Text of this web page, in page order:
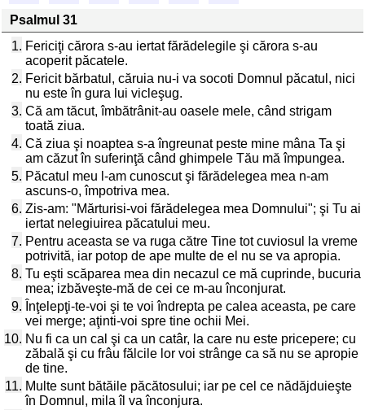
Psalmul 31
1. Fericiţi cărora s-au iertat fărădelegile şi cărora s-au
acoperit păcatele.
2. Fericit bărbatul, căruia nu-i va socoti Domnul păcatul, nici
nu este în gura lui vicleşug.
3. Că am tăcut, îmbătrânit-au oasele mele, când strigam
toată ziua.
4. Că ziua şi noaptea s-a îngreunat peste mine mâna Ta şi
am căzut în suferinţă când ghimpele Tău mă împungea.
5. Păcatul meu l-am cunoscut şi fărădelegea mea n-am
ascuns-o, împotriva mea.
6. Zis-am: "Mărturisi-voi fărădelegea mea Domnului"; şi Tu ai
iertat nelegiuirea păcatului meu.
7. Pentru aceasta se va ruga către Tine tot cuviosul la vreme
potrivită, iar potop de ape multe de el nu se va apropia.
8. Tu eşti scăparea mea din necazul ce mă cuprinde, bucuria
mea; izbăveşte-mă de cei ce m-au înconjurat.
9. Înţelepţi-te-voi şi te voi îndrepta pe calea aceasta, pe care
vei merge; aţinti-voi spre tine ochii Mei.
10. Nu fi ca un cal şi ca un catâr, la care nu este pricepere; cu
zăbală şi cu frâu fălcile lor voi strânge ca să nu se apropie
de tine.
11. Multe sunt bătăile păcătosului; iar pe cel ce nădăjduieşte
în Domnul, mila îl va înconjura.